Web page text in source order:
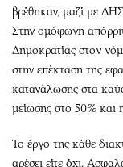
βρέθηκαν, μαζί με
Στην ομόφωνη
Δημοκρατίας στον
στην επέκταση της
κατανάλωσης στα
μείωσης στο 50% και
Το έργο της κάθε
αρέσει είτε όχι.